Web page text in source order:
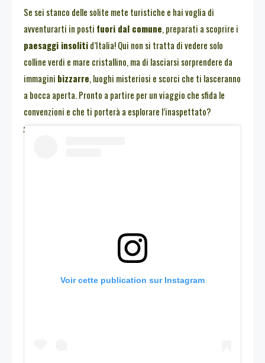
Se sei stanco delle solite mete turistiche e hai voglia di
avventurarti in posti fuori dal comune, preparati a scoprire i
paesaggi insolitid’Italia! Qui non si tratta di vedere solo
colline verdi e mare cristallino, ma di lasciarsi sorprendere da
immagini bizzarre, luoghi misteriosi e scorci che ti lasceranno
a bocca aperta. Pronto a partire per un viaggio che sfida le
convenzioni e che ti porterà a esplorare l’inaspettato?
Voir cette publication sur Instagram